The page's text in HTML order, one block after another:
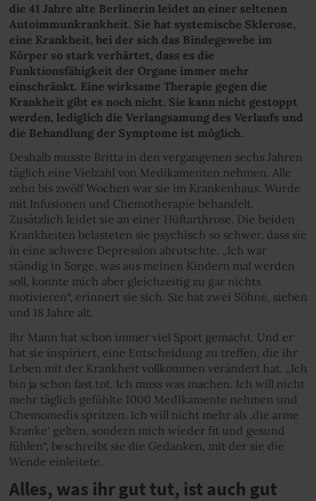
die 41 Jahre alte Berlinerin leidet an einer seltenen
Autoimmunkrankheit. Sie hat systemische Sklerose,
eine Krankheit, bei der sich das Bindegewebe im
Körper so stark verhärtet, dass es die
Funktionsfähigkeit der Organe immer mehr
einschränkt. Eine wirksame Therapie gegen die
Krankheit gibt es noch nicht. Sie kann nicht gestoppt
werden, lediglich die Verlangsamung des Verlaufs und
die Behandlung der Symptome ist möglich.
Deshalb musste Britta in den vergangenen sechs Jahren
täglich eine Vielzahl von Medikamenten nehmen. Alle
zehn bis zwölf Wochen war sie im Krankenhaus. Wurde
mit Infusionen und Chemotherapie behandelt.
Zusätzlich leidet sie an einer Hüftarthrose. Die beiden
Krankheiten belasteten sie psychisch so schwer, dass sie
in eine schwere Depression abrutschte. „Ich war
ständig in Sorge, was aus meinen Kindern mal werden
soll, konnte mich aber gleichzeitig zu gar nichts
motivieren“, erinnert sie sich. Sie hat zwei Söhne, sieben
und 18 Jahre alt.
Ihr Mann hat schon immer viel Sport gemacht. Und er
hat sie inspiriert, eine Entscheidung zu treffen, die ihr
Leben mit der Krankheit vollkommen verändert hat. „Ich
bin ja schon fast tot. Ich muss was machen. Ich will nicht
mehr täglich gefühlte 1000 Medikamente nehmen und
Chemomedis spritzen. Ich will nicht mehr als ,die arme
Kranke‘ gelten, sondern mich wieder fit und gesund
fühlen“, beschreibt sie die Gedanken, mit der sie die
Wende einleitete.
Alles, was ihr gut tut, ist auch gut